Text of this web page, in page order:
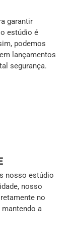
garantir
estúdio é
podemos
lançamentos
segurança.
nosso estúdio
nosso
no
a